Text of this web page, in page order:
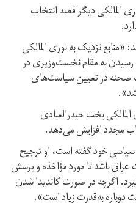
المالکی دیگر قصد انتخاب
نزدیک به نوری المالکی
رسیدن به مقام نخست‌وزیری در
صحنه در تعیین سیاست‌های
بخت حیدرالعبادی
مجدد افزایش می‌دهد.
خود گفته است، او ترجیح
باشد تا مورد مؤاخذه و پرسش
اگرچه در صورت کاندیدا شدن